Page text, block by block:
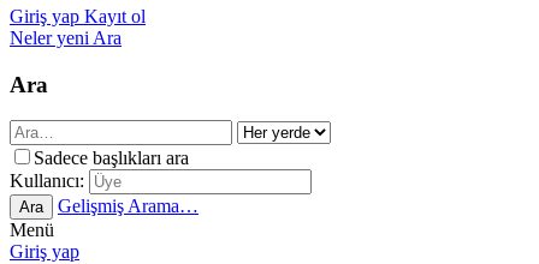
Giriş yap Kayıt ol
Neler yeni Ara
Ara
Sadece başlıkları ara
Kullanıcı:
Ara
Gelişmiş Arama…
Menü
Giriş yap